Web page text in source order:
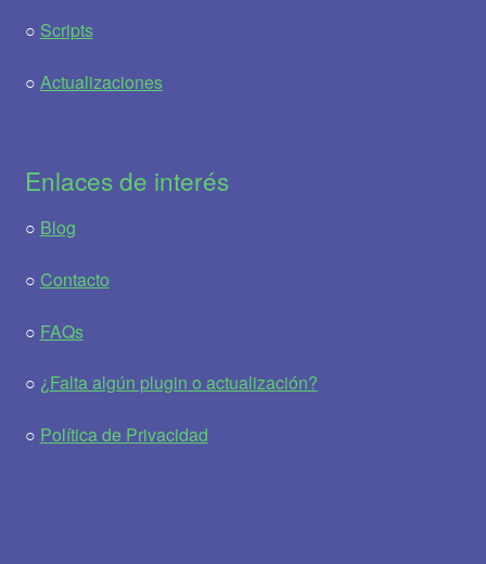
○ Scripts
○ Actualizaciones
Enlaces de interés
○ Blog
○ Contacto
○ FAQs
○ ¿Falta algún plugin o actualización?
○ Política de Privacidad